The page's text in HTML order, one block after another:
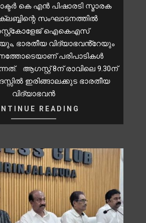
കെ എൻ പിഷാരടി സ്മാരക
സംഘാടനത്തിൽ
ഐകെഎസ്
ഭാരതീയ വിദ്യാഭവൻ്റേയും
പരിപാടികൾ
ആഗസ്റ്റ് 8ന് രാവിലെ 9.30ന്
ഇരിങ്ങാലക്കുട ഭാരതീയ
വിദ്യാഭവൻ
READING